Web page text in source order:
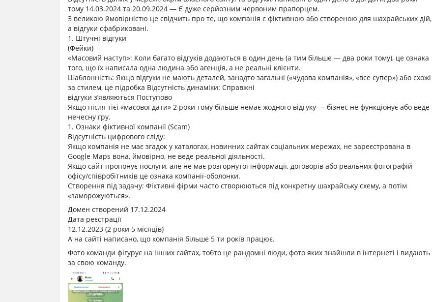
тому 14.03.2024 та 20.09.2024 — Є дуже серйозним червоним прапорцем.
З великою ймовірністю це свідчить про те, що компанія є фіктивною або створеною для шахрайських дій,
а відгуки сфабриковані.
1. Штучні відгуки
(Фейки)
«Масовий наступ»: Коли багато відгуків додаються в один день (а тим більше — два роки тому), це ознака
того, що їх написала одна людина або агенція, а не реальні клієнти.
Шаблонність: Якщо відгуки не мають деталей, занадто загальні («чудова компанія», «все супер») або схожі
за стилем, це підробка Відсутність динаміки: Справжні
відгуки з’являються Поступово
Якщо після тієі «масової дати» 2 роки тому більше немає жодного відгуку — бізнес не функціонує або веде
нечесну гру.
1. Ознаки фіктивної компанії (Scam)
Відсутність цифрового сліду:
Якщо компанія не має згадок у каталогах, новинних сайтах соціальних мережах, не зареєстрована в
Google Maps вона, ймовірно, не веде реальної діяльності.
Якщо сайт пропонує послуги, але не має розгорнутої інформації, договорів або реальних фотографій
офісу/співробітників це ознака компанії-оболонки.
Створення під задачу: Фіктивні фірми часто створюються під конкретну шахрайську схему, а потім
«заморожуються».
Домен створений 17.12.2024
Дата реєстрації
12.12.2023 (2 роки 5 місяців)
А на сайті написано, що компанія більше 5 ти років працює.
Фото команди фігурує на інших сайтах, тобто це рандомні люди, фото яких знайшли в інтернеті і видають
за свою команду.